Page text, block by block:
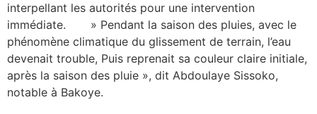
interpellant les autorités pour une intervention
immédiate. » Pendant la saison des pluies, avec le
phénomène climatique du glissement de terrain, l’eau
devenait trouble, Puis reprenait sa couleur claire initiale,
après la saison des pluie », dit Abdoulaye Sissoko,
notable à Bakoye.